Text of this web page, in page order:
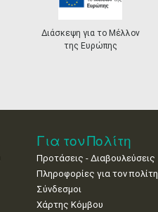
Διάσκεψη για το Μέλλον
της Ευρώπης
Για τον Πολίτη
Προτάσεις - Διαβουλεύσεις
Πληροφορίες για τον πολίτη
Σύνδεσμοι
Χάρτης Κόμβου